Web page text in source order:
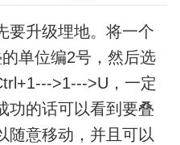
要升级埋地。将一个
单位编2号，然后选
>1--->U，一定
功的话可以看到要叠
随意移动，并且可以